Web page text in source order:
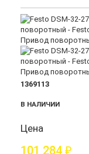
1369113
В НАЛИЧИИ
Цена
101 284 ₽